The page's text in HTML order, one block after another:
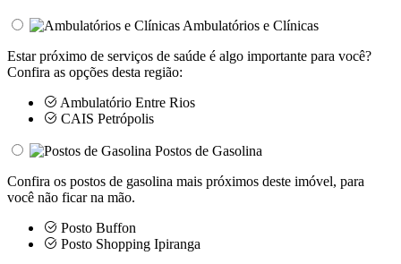
Ambulatórios e Clínicas
Estar próximo de serviços de saúde é algo importante para você?
Confira as opções desta região:
Ambulatório Entre Rios
CAIS Petrópolis
Postos de Gasolina
Confira os postos de gasolina mais próximos deste imóvel, para
você não ficar na mão.
Posto Buffon
Posto Shopping Ipiranga